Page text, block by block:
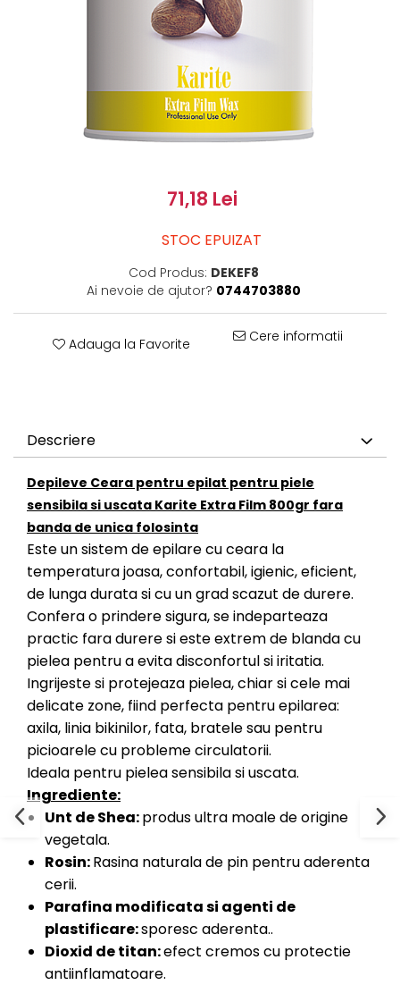
71,18 Lei
STOC EPUIZAT
Cod Produs: DEKEF8
Ai nevoie de ajutor? 0744703880
Adauga la Favorite Cere informatii
Descriere
Depileve Ceara pentru epilat pentru piele
sensibila si uscata Karite Extra Film 800gr fara
banda de unica folosinta
Este un sistem de epilare cu ceara la
temperatura joasa, confortabil, igienic, eficient,
de lunga durata si cu un grad scazut de durere.
Confera o prindere sigura, se indeparteaza
practic fara durere si este extrem de blanda cu
pielea pentru a evita disconfortul si iritatia.
Ingrijeste si protejeaza pielea, chiar si cele mai
delicate zone, fiind perfecta pentru epilarea:
axila, linia bikinilor, fata, bratele sau pentru
picioarele cu probleme circulatorii.
Ideala pentru pielea sensibila si uscata.
Ingrediente:
Unt de Shea:produs ultra moale de origine
vegetala.
Rosin:Rasina naturala de pin pentru aderenta
cerii.
Parafina modificata si agenti de
plastificare:sporesc aderenta..
Dioxid de titan:efect cremos cu protectie
antiinflamatoare.